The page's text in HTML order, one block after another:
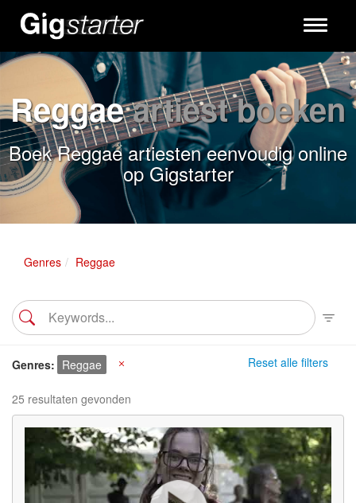
Toggle
Reggaeartiest boeken
Boek Reggae artiesten eenvoudig online
op Gigstarter
Genres Reggae
Reset alle filters
Genres Reggae
25 resultaten gevonden